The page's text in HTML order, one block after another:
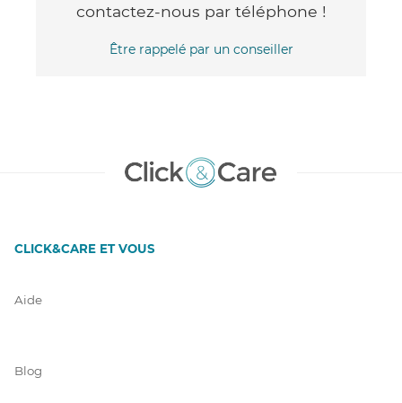
contactez-nous par téléphone !
Être rappelé par un conseiller
CLICK&CARE ET VOUS
Aide
Blog